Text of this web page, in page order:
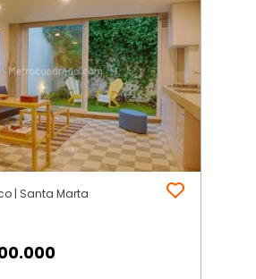
| Santa Marta